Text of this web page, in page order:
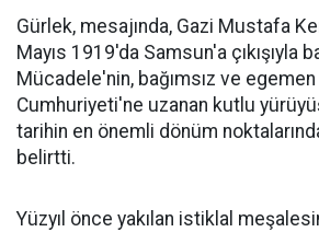
Gürlek, mesajında, Gazi Mustafa
Mayıs 1919'da Samsun'a çıkışıyla
Mücadele'nin, bağımsız ve
Cumhuriyeti'ne uzanan kutlu
tarihin en önemli dönüm
belirtti.
Yüzyıl önce yakılan istiklal